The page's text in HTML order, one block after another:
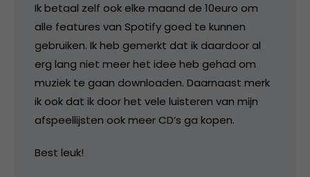
Ik betaal zelf ook elke maand de 10euro om
alle features van Spotify goed te kunnen
gebruiken. Ik heb gemerkt dat ik daardoor al
erg lang niet meer het idee heb gehad om
muziek te gaan downloaden. Daarnaast merk
ik ook dat ik door het vele luisteren van mijn
afspeellijsten ook meer CD’s ga kopen.
Best leuk!